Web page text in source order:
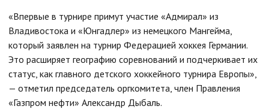
«Впервые в турнире примут участие «Адмирал» из
Владивостока и «Юнгадлер» из немецкого Мангейма,
который заявлен на турнир Федерацией хоккея Германии.
Это расширяет географию соревнований и подчеркивает их
статус, как главного детского хоккейного турнира Европы»,
— отметил председатель оргкомитета, член Правления
«Газпром нефти» Александр Дыбаль.